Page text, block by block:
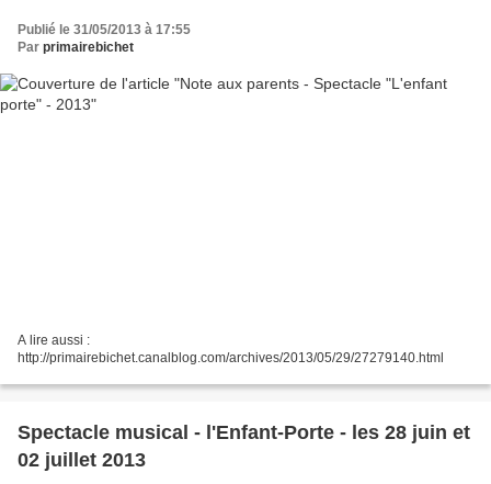
Publié le 31/05/2013 à 17:55
Par primairebichet
A lire aussi :
http://primairebichet.canalblog.com/archives/2013/05/29/27279140.html
Spectacle musical - l'Enfant-Porte - les 28 juin et
02 juillet 2013